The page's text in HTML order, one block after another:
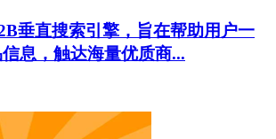
垂直搜索引擎，旨在帮助用户一
息，触达海量优质商...